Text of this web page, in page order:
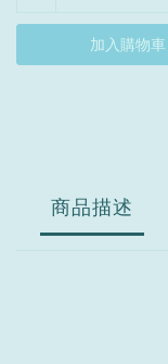
加入購物車
商品描述